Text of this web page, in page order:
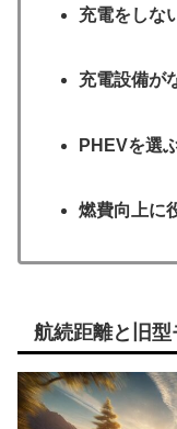
充電をしな
充電設備が
PHEVを選
燃費向上に
航続距離と旧